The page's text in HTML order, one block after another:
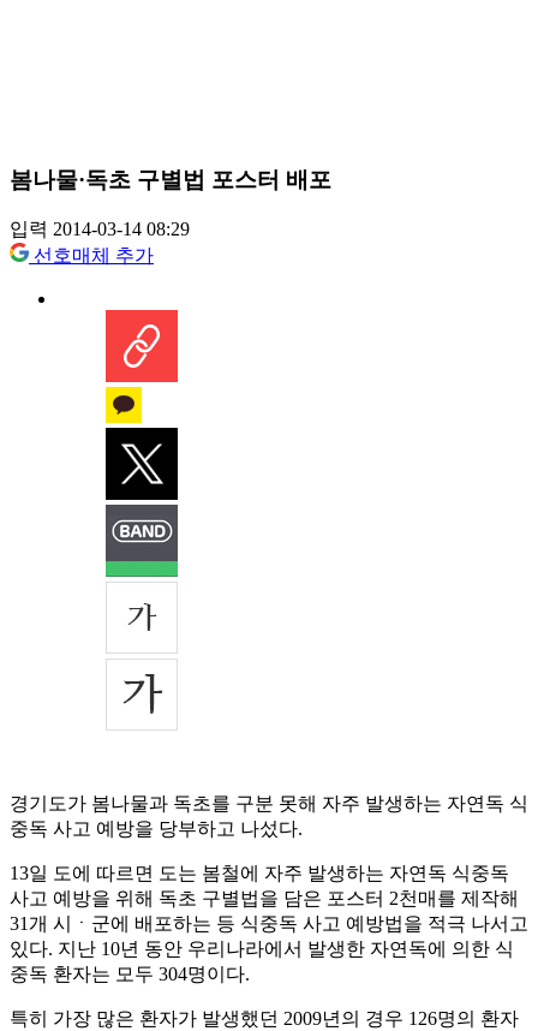
봄나물·독초 구별법 포스터 배포
입력 2014-03-14 08:29
선호매체 추가
경기도가 봄나물과 독초를 구분 못해 자주 발생하는 자연독 식
중독 사고 예방을 당부하고 나섰다.
13일 도에 따르면 도는 봄철에 자주 발생하는 자연독 식중독
사고 예방을 위해 독초 구별법을 담은 포스터 2천매를 제작해
31개 시ㆍ군에 배포하는 등 식중독 사고 예방법을 적극 나서고
있다. 지난 10년 동안 우리나라에서 발생한 자연독에 의한 식
중독 환자는 모두 304명이다.
특히 가장 많은 환자가 발생했던 2009년의 경우 126명의 환자